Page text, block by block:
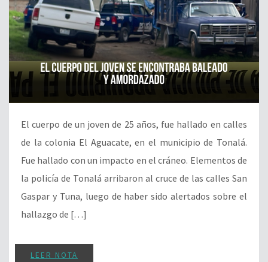
El cuerpo de un joven de 25 años, fue hallado en calles
de la colonia El Aguacate, en el municipio de Tonalá.
Fue hallado con un impacto en el cráneo. Elementos de
la policía de Tonalá arribaron al cruce de las calles San
Gaspar y Tuna, luego de haber sido alertados sobre el
hallazgo de […]
LEER NOTA